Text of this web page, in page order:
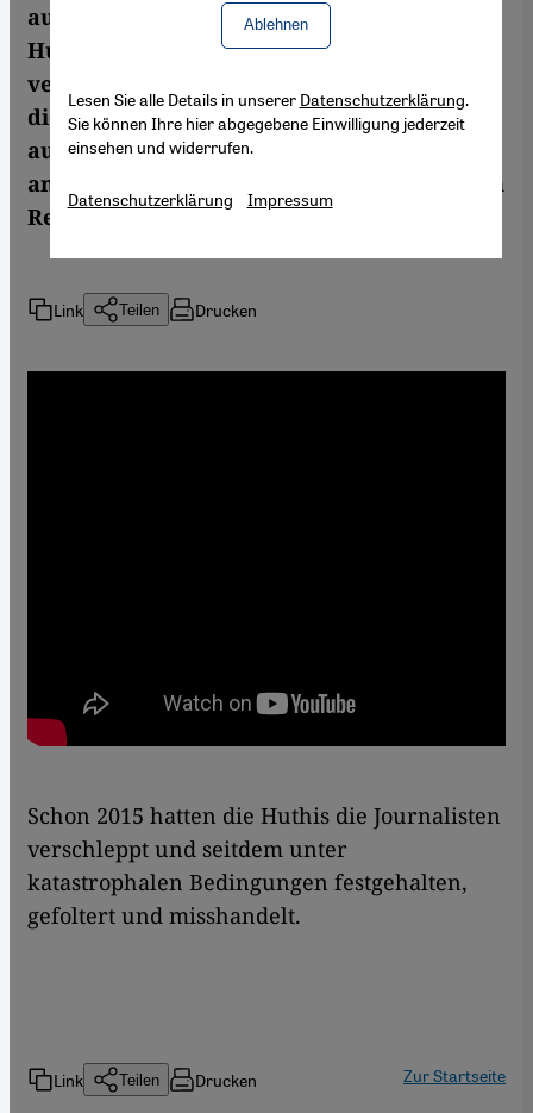
auf ihre Hinrichtung. Ein „Gericht“ der
Huthi-Rebellen hat sich zum Tode
verurteilt, weil sie für Medien arbeiteten,
die im Bürgerkrieg in dem arabischen Land
auf der Seite der international
anerkannten, von den Rebellen bekämpften
Regierung stehen.
Link Teilen Drucken
Schon 2015 hatten die Huthis die Journalisten
verschleppt und seitdem unter
katastrophalen Bedingungen festgehalten,
gefoltert und misshandelt.
Link Teilen Drucken Zur Startseite
Ablehnen
Lesen Sie alle Details in unserer Datenschutzerklärung.
Sie können Ihre hier abgegebene Einwilligung jederzeit
einsehen und widerrufen.
Datenschutzerklärung Impressum